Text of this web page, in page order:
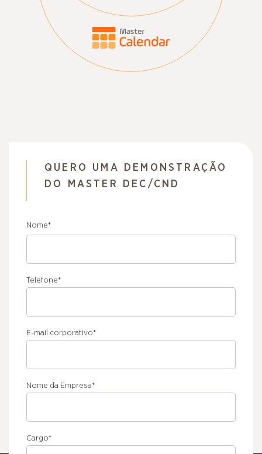
QUERO UMA DEMONSTRAÇÃO
DO MASTER DEC/CND
Nome*
Telefone*
E-mail corporativo*
Nome da Empresa*
Cargo*